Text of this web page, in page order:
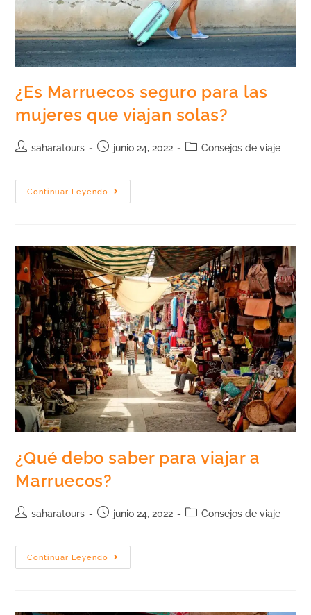
¿Es Marruecos seguro para las
mujeres que viajan solas?
saharatours junio 24, 2022 Consejos de viaje
Continuar Leyendo
¿Qué debo saber para viajar a
Marruecos?
saharatours junio 24, 2022 Consejos de viaje
Continuar Leyendo